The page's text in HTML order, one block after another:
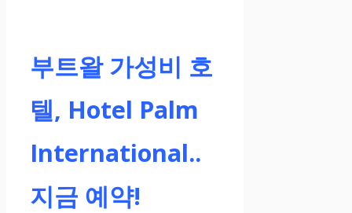
부트왈 가성비 호
텔, Hotel Palm
International..
지금 예약!